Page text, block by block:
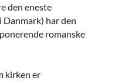
den eneste
har den
romanske
kirken er